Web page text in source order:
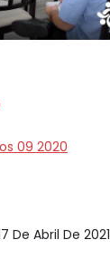
09 2020
De Abril De 2021